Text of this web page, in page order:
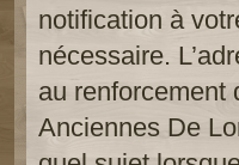
notification à
nécessaire.
au renforcement
Anciennes De